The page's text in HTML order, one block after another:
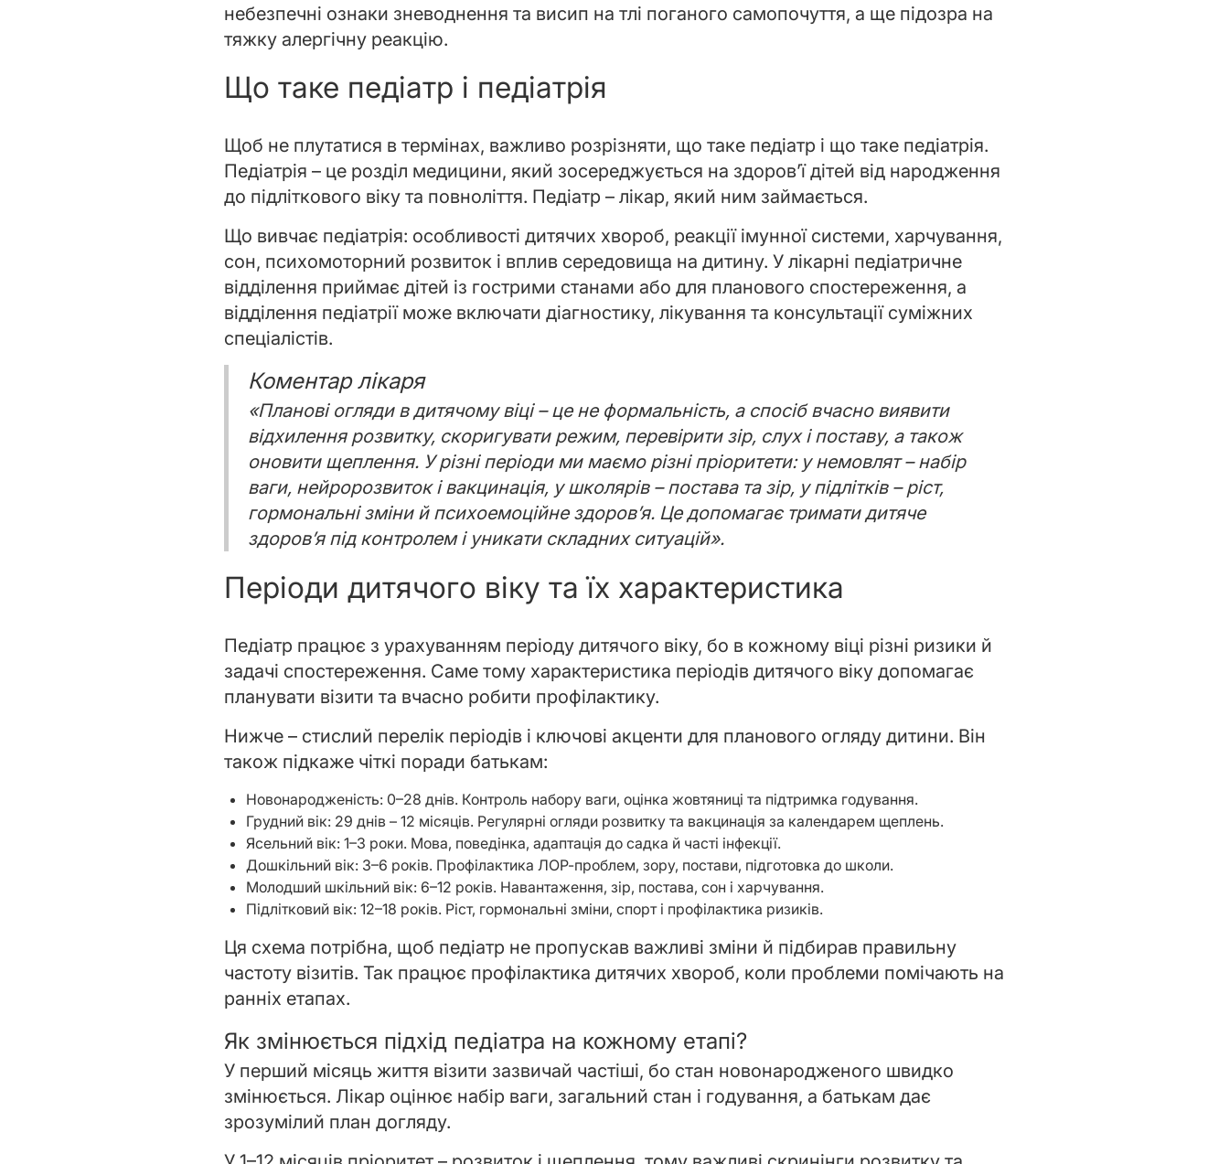
небезпечні ознаки зневоднення та висип на тлі поганого самопочуття, а ще підозра на
тяжку алергічну реакцію.
Що таке педіатр і педіатрія
Щоб не плутатися в термінах, важливо розрізняти, що таке педіатр і що таке педіатрія.
Педіатрія – це розділ медицини, який зосереджується на здоров’ї дітей від народження
до підліткового віку та повноліття. Педіатр – лікар, який ним займається.
Що вивчає педіатрія: особливості дитячих хвороб, реакції імунної системи, харчування,
сон, психомоторний розвиток і вплив середовища на дитину. У лікарні педіатричне
відділення приймає дітей із гострими станами або для планового спостереження, а
відділення педіатрії може включати діагностику, лікування та консультації суміжних
спеціалістів.
Коментар лікаря
«Планові огляди в дитячому віці – це не формальність, а спосіб вчасно виявити
відхилення розвитку, скоригувати режим, перевірити зір, слух і поставу, а також
оновити щеплення. У різні періоди ми маємо різні пріоритети: у немовлят – набір
ваги, нейророзвиток і вакцинація, у школярів – постава та зір, у підлітків – ріст,
гормональні зміни й психоемоційне здоров’я. Це допомагає тримати дитяче
здоров’я під контролем і уникати складних ситуацій».
Періоди дитячого віку та їх характеристика
Педіатр працює з урахуванням періоду дитячого віку, бо в кожному віці різні ризики й
задачі спостереження. Саме тому характеристика періодів дитячого віку допомагає
планувати візити та вчасно робити профілактику.
Нижче – стислий перелік періодів і ключові акценти для планового огляду дитини. Він
також підкаже чіткі поради батькам:
Новонародженість: 0–28 днів. Контроль набору ваги, оцінка жовтяниці та підтримка годування.
Грудний вік: 29 днів – 12 місяців. Регулярні огляди розвитку та вакцинація за календарем щеплень.
Ясельний вік: 1–3 роки. Мова, поведінка, адаптація до садка й часті інфекції.
Дошкільний вік: 3–6 років. Профілактика ЛОР-проблем, зору, постави, підготовка до школи.
Молодший шкільний вік: 6–12 років. Навантаження, зір, постава, сон і харчування.
Підлітковий вік: 12–18 років. Ріст, гормональні зміни, спорт і профілактика ризиків.
Ця схема потрібна, щоб педіатр не пропускав важливі зміни й підбирав правильну
частоту візитів. Так працює профілактика дитячих хвороб, коли проблеми помічають на
ранніх етапах.
Як змінюється підхід педіатра на кожному етапі?
У перший місяць життя візити зазвичай частіші, бо стан новонародженого швидко
змінюється. Лікар оцінює набір ваги, загальний стан і годування, а батькам дає
зрозумілий план догляду.